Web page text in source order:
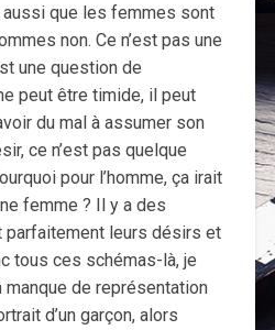
que les femmes sont
non. Ce n’est pas une
une question de
peut être timide, il peut
du mal à assumer son
ce n’est pas quelque
pour l’homme, ça irait
femme ? Il y a des
leurs désirs et
tous ces schémas-là, je
manque de représentation
d’un garçon, alors